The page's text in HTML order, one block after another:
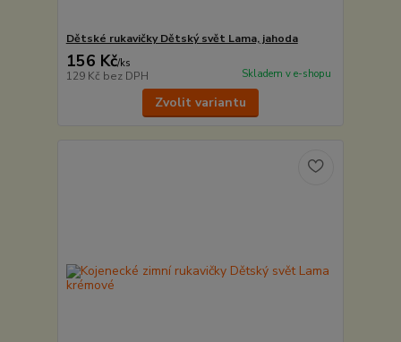
Dětské rukavičky Dětský svět Lama, jahoda
156 Kč/ks
129 Kč bez DPH Skladem v e-shopu
Zvolit variantu